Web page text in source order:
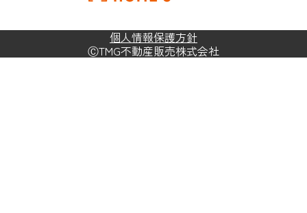
個人情報保護方針
ⒸTMG不動産販売株式会社